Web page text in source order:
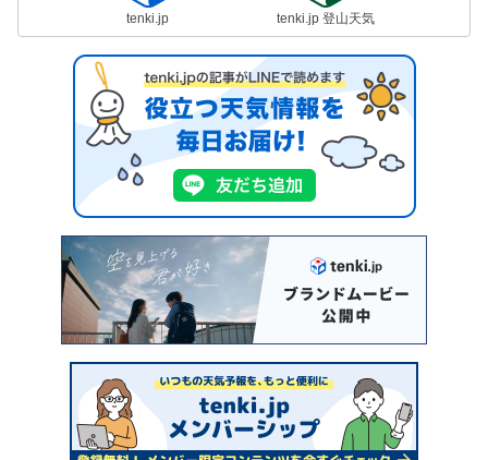
tenki.jp tenki.jp 登山天気